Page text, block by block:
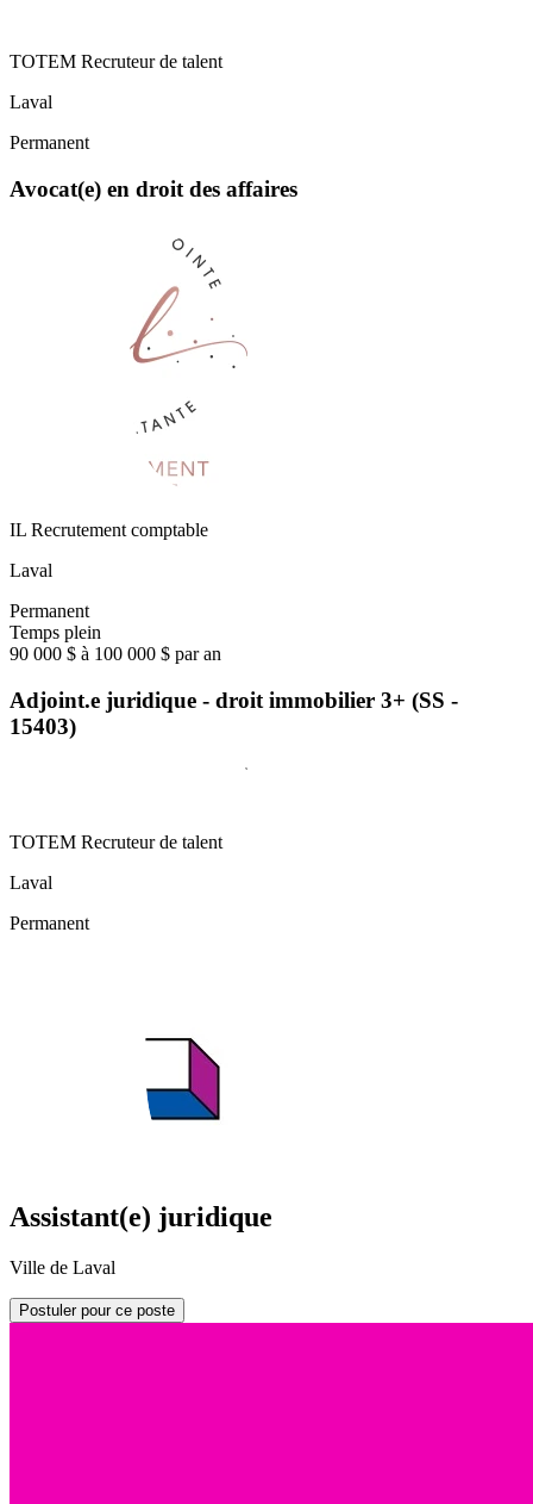
TOTEM Recruteur de talent
Laval
Permanent
Avocat(e) en droit des affaires
IL Recrutement comptable
Laval
Permanent
Temps plein
90 000 $ à 100 000 $ par an
Adjoint.e juridique - droit immobilier 3+ (SS -
15403)
TOTEM Recruteur de talent
Laval
Permanent
Assistant(e) juridique
Ville de Laval
Postuler pour ce poste